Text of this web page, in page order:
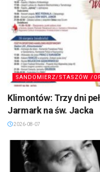
SANDOMIERZ/STASZÓW /
Klimontów: Trzy dni
Jarmark na św. Jacka
2026-08-07